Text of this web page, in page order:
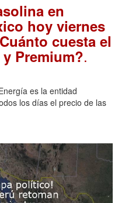
en
hoy viernes
cuesta el
Premium?.
es la entidad
los días el precio de las